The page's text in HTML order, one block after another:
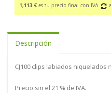
1,113 € es tu precio final con IVA
Descripción
CJ100 clips labiados niquelados
Precio sin el 21 % de IVA.